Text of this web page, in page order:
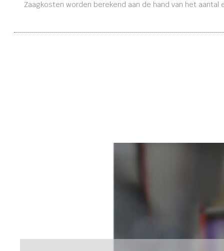
Zaagkosten worden berekend aan de hand van het